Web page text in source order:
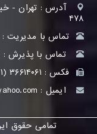
آدرس : تهران -
۴۷۸
تماس با مدیریت :
تماس با پذیرش :
فکس : (۰۲۱)
ایمیل :
تمامی حقوق